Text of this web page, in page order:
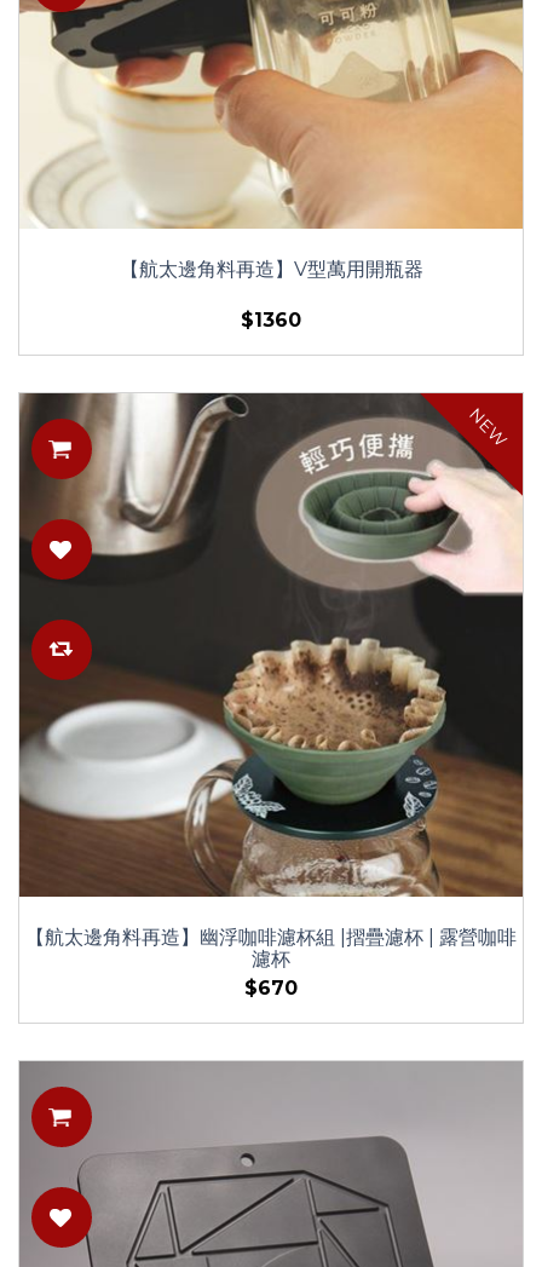
【航太邊角料再造】V型萬用開瓶器
$1360
【航太邊角料再造】幽浮咖啡濾杯組 |摺疊濾杯 | 露營咖啡
濾杯
$670
NEW